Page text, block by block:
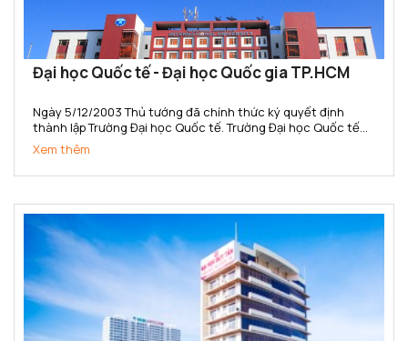
Đại học Quốc tế - Đại học Quốc gia TP.HCM
Ngày 5/12/2003 Thủ tướng đã chính thức ký quyết định
thành lập Trường Đại học Quốc tế. Trường Đại học Quốc tế
(IU) là đại học quốc tế đầu tiên của Việt Nam và là đại học
công lập đa ngành, đa lĩnh vực, thành viên ĐHQG-HCM đầu...
Xem thêm